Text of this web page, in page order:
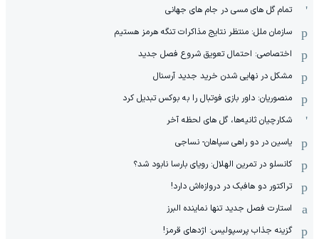
تمام گل های مسی در جام های جهانی
سازمان ملل: منتظر نتایج مذاکرات تنگه هرمز هستیم
اختصاصی: احتمال تعویق شروع فصل جدید
مشکل در نهایی شدن خرید جدید آرسنال
منصوریان: داور بازی فوتبال را به بوکس تبدیل کرد
شکارچیان ثانیه‌ها، گل های لحظه آخر
یاسین در دو راهی سپاهان- نساجی
کانسلو در تمرین الهلال: رویای بارسا نابود شد؟
تراکتور دو هافبک در دروازه‌اش دارد!
استارت فصل جدید تنها نماینده البرز
گزینه جذاب پرسپولیس: اژدهای قرمز!